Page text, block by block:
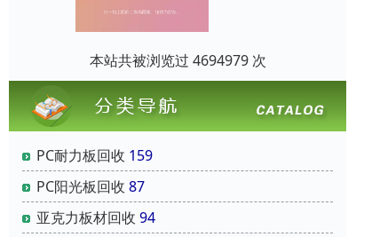
本站共被浏览过 4694979 次
PC耐力板回收 159
PC阳光板回收 87
亚克力板材回收 94